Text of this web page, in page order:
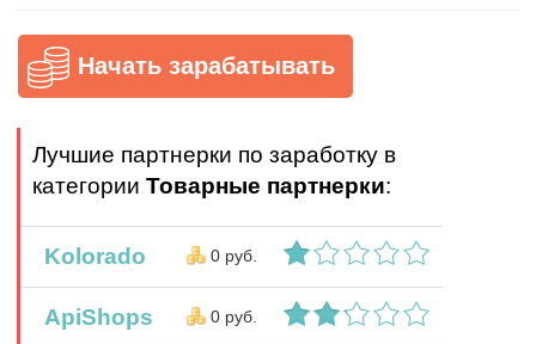
Начать зарабатывать
Лучшие партнерки по заработку в
категории Товарные партнерки:
Kolorado 0 руб.
ApiShops 0 руб.